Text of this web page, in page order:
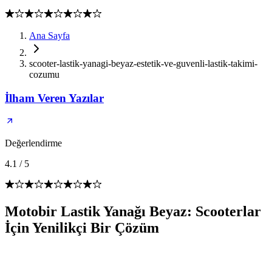
Ana Sayfa
scooter-lastik-yanagi-beyaz-estetik-ve-guvenli-lastik-takimi-
cozumu
İlham Veren Yazılar
Değerlendirme
4.1 / 5
Motobir Lastik Yanağı Beyaz: Scooterlar
İçin Yenilikçi Bir Çözüm